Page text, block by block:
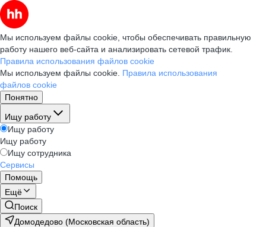
Мы используем файлы cookie, чтобы обеспечивать правильную
работу нашего веб-сайта и анализировать сетевой трафик.
Правила использования файлов cookie
Мы используем файлы cookie. Правила использования
файлов cookie
Понятно
Ищу работу
Ищу работу
Ищу работу
Ищу сотрудника
Сервисы
Помощь
Ещё
Поиск
Домодедово (Московская область)